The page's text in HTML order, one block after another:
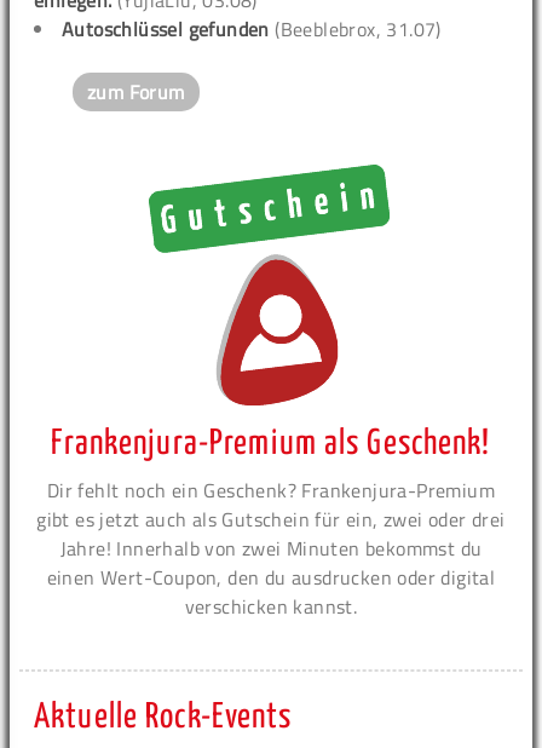
Autoschlüssel gefunden (Beeblebrox, 31.07)
zum Forum
Frankenjura-Premium als Geschenk!
Dir fehlt noch ein Geschenk? Frankenjura-Premium
gibt es jetzt auch als Gutschein für ein, zwei oder drei
Jahre! Innerhalb von zwei Minuten bekommst du
einen Wert-Coupon, den du ausdrucken oder digital
verschicken kannst.
Aktuelle Rock-Events